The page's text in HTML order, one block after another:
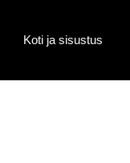
Koti ja sisustus